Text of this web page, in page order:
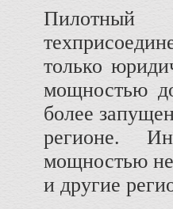
только
мощностью
более
регионе.
мощностью
и другие